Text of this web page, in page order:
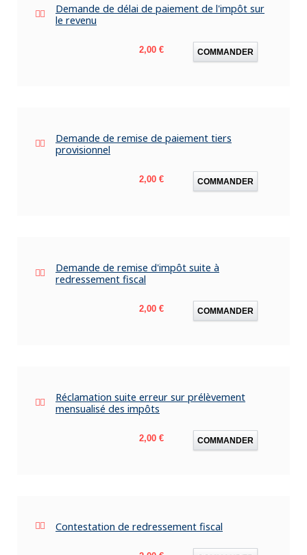
Demande de délai de paiement de l'impôt sur
le revenu
Prix
2,00 € COMMANDER
Demande de remise de paiement tiers
provisionnel
Prix
2,00 € COMMANDER
Demande de remise d'impôt suite à
redressement fiscal
Prix
2,00 € COMMANDER
Réclamation suite erreur sur prélèvement
mensualisé des impôts
Prix
2,00 € COMMANDER
Contestation de redressement fiscal